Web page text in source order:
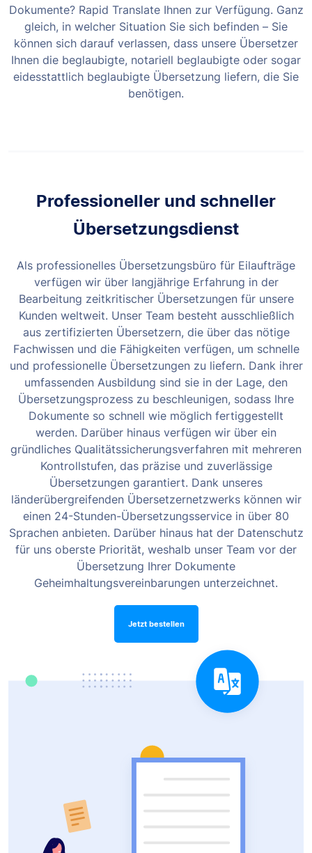
Dokumente? Rapid Translate Ihnen zur Verfügung. Ganz
gleich, in welcher Situation Sie sich befinden – Sie
können sich darauf verlassen, dass unsere Übersetzer
Ihnen die beglaubigte, notariell beglaubigte oder sogar
eidesstattlich beglaubigte Übersetzung liefern, die Sie
benötigen.
Professioneller und schneller
Übersetzungsdienst
Als professionelles Übersetzungsbüro für Eilaufträge
verfügen wir über langjährige Erfahrung in der
Bearbeitung zeitkritischer Übersetzungen für unsere
Kunden weltweit. Unser Team besteht ausschließlich
aus zertifizierten Übersetzern, die über das nötige
Fachwissen und die Fähigkeiten verfügen, um schnelle
und professionelle Übersetzungen zu liefern. Dank ihrer
umfassenden Ausbildung sind sie in der Lage, den
Übersetzungsprozess zu beschleunigen, sodass Ihre
Dokumente so schnell wie möglich fertiggestellt
werden. Darüber hinaus verfügen wir über ein
gründliches Qualitätssicherungsverfahren mit mehreren
Kontrollstufen, das präzise und zuverlässige
Übersetzungen garantiert. Dank unseres
länderübergreifenden Übersetzernetzwerks können wir
einen 24-Stunden-Übersetzungsservice in über 80
Sprachen anbieten. Darüber hinaus hat der Datenschutz
für uns oberste Priorität, weshalb unser Team vor der
Übersetzung Ihrer Dokumente
Geheimhaltungsvereinbarungen unterzeichnet.
Jetzt bestellen